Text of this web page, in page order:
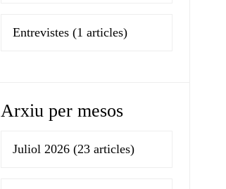
Entrevistes (1 articles)
Arxiu per mesos
Juliol 2026 (23 articles)